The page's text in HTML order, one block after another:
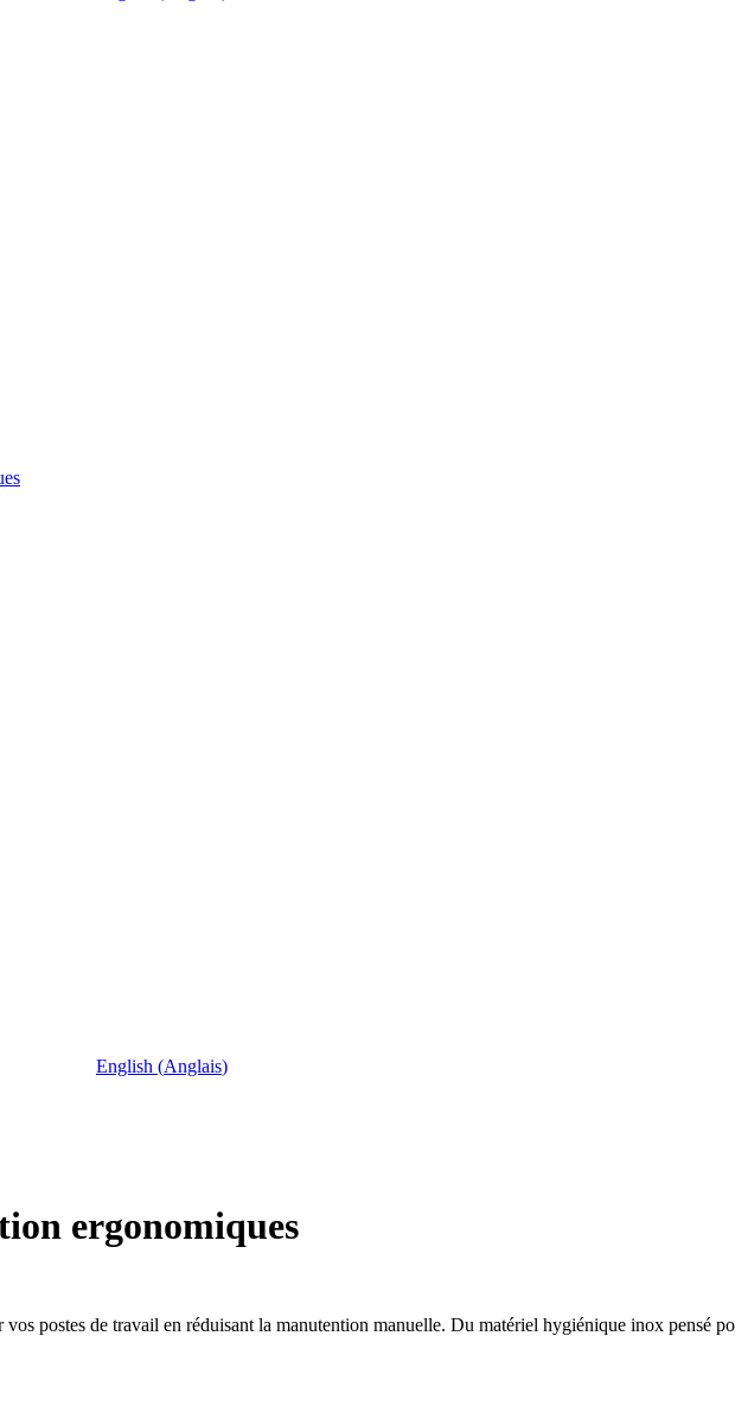
English (Anglais)
ergonomiques
postes de travail en réduisant la manutention manuelle. Du matériel hygiénique inox pensé